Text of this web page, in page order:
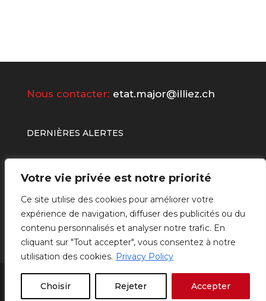
Votre vie privée est notre priorité
Ce site utilise des cookies pour améliorer votre
expérience de navigation, diffuser des publicités ou du
contenu personnalisés et analyser notre trafic. En
cliquant sur "Tout accepter", vous consentez à notre
utilisation des cookies. Privacy Policy
Choisir Rejeter Accepter
Nous contacter: etat.major@illiez.ch
DERNIÈRES ALERTES
Powered by
Be Social Management &